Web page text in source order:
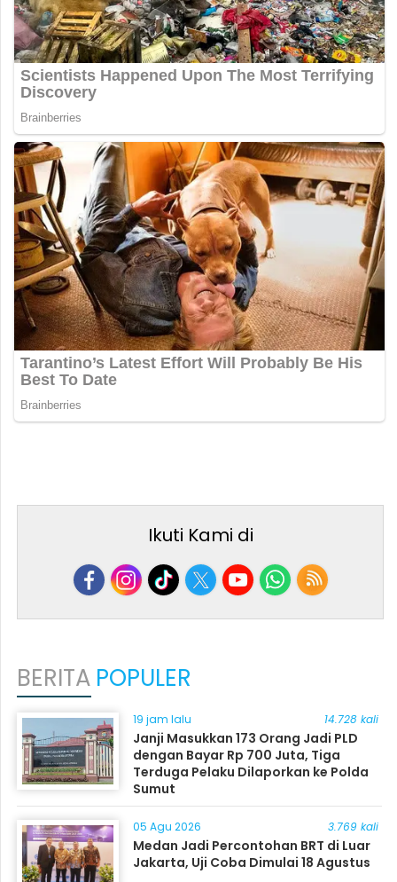
Ikuti Kami di
BERITA POPULER
19 jam lalu 14.728 kali
Janji Masukkan 173 Orang Jadi PLD
dengan Bayar Rp 700 Juta, Tiga
Terduga Pelaku Dilaporkan ke Polda
Sumut
05 Agu 2026 3.769 kali
Medan Jadi Percontohan BRT di Luar
Jakarta, Uji Coba Dimulai 18 Agustus